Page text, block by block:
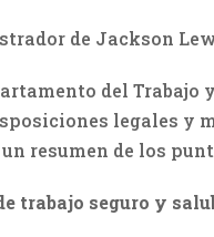
de Jackson
del
legales
resumen de los
trabajo seguro y